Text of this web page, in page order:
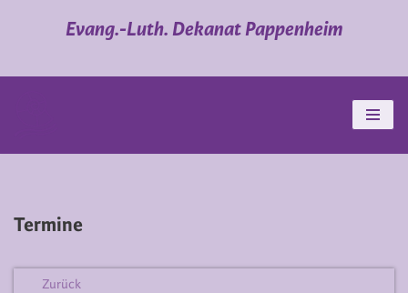
Evang.-Luth. Dekanat Pappenheim
Termine
Zurück